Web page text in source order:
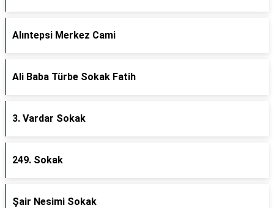
Alıntepsi Merkez Cami
Ali Baba Türbe Sokak Fatih
3. Vardar Sokak
249. Sokak
Şair Nesimi Sokak